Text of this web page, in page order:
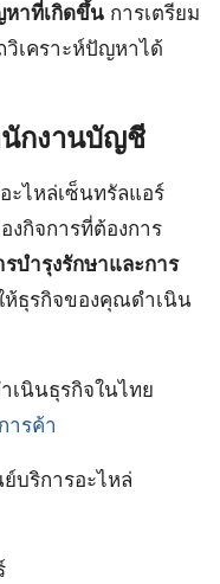
าที่เกิดขึ้น การเตรียม
เคราะห์ปัญหาได้
กงานบัญชี
ะไหล่เซ็นทรัลแอร์
งกิจการที่ต้องการ
รบำรุงรักษาและการ
ห้ธุรกิจของคุณดำเนิน
เนินธุรกิจในไทย
ารค้า
บริการอะไหล่